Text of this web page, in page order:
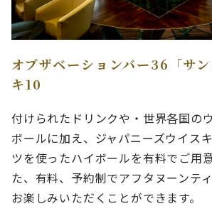
オブザベーションバー36「サ
キ10
付けられたドリンクや・世界各国の
ボールに加え、ジャパニーズウイス
ツを使ったハイボールを有料でご用
た、有料、予約制でアフタヌーンテ
お楽しみいただくことができます。